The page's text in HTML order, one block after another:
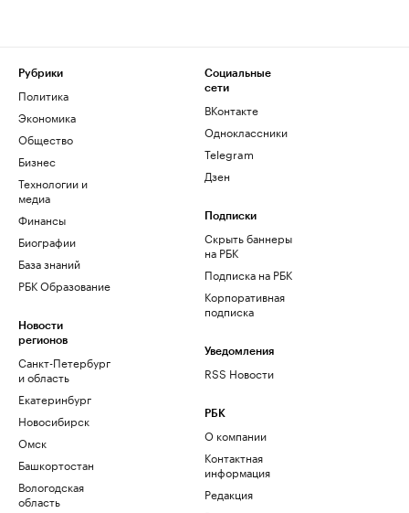
Рубрики
Политика
Экономика
Общество
Бизнес
Технологии и
медиа
Финансы
Биографии
База знаний
РБК Образование
Новости
регионов
Санкт-Петербург
и область
Екатеринбург
Новосибирск
Омск
Башкортостан
Вологодская
область
Социальные
сети
ВКонтакте
Одноклассники
Telegram
Дзен
Подписки
Скрыть баннеры
на РБК
Подписка на РБК
Корпоративная
подписка
Уведомления
RSS Новости
РБК
О компании
Контактная
информация
Редакция